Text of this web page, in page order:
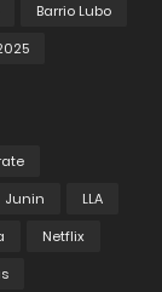
Barrio Lubo
Junin
LLA
Netflix